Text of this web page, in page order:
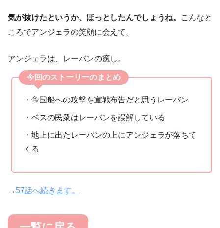
気が抜けたというか、ほっとしたんでしょうね。
こんなと
ころでアンジェラの笑顔に会えて。
アンジェラは、レーバンの癒し。
今回のストーリーのまとめ
・帝国船への攻撃を宣戦布告だと思うレーバン
・ベスの民衆はレーバンを誤解している
・地上に出たレーバンの上にアンジェラが落ちて
くる
→ 57話へ続きます。